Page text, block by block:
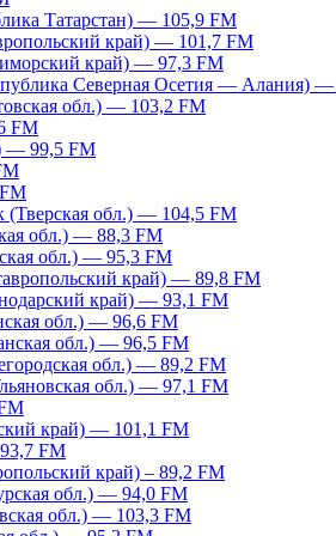
Татарстан) — 105,9 FM
край) — 101,7 FM
край) — 97,3 FM
Северная Осетия — Алания)
обл.) — 103,2 FM
FM
— 99,5 FM
обл.) — 104,5 FM
обл.) — 88,3 FM
обл.) — 95,3 FM
край) — 89,8 FM
край) — 93,1 FM
обл.) — 96,6 FM
обл.) — 96,5 FM
обл.) — 89,2 FM
обл.) — 97,1 FM
край) — 101,1 FM
FM
край) – 89,2 FM
обл.) — 94,0 FM
обл.) — 103,3 FM